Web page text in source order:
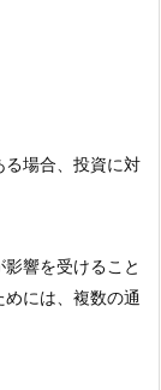
る場合、投資に対
響を受けること
には、複数の通